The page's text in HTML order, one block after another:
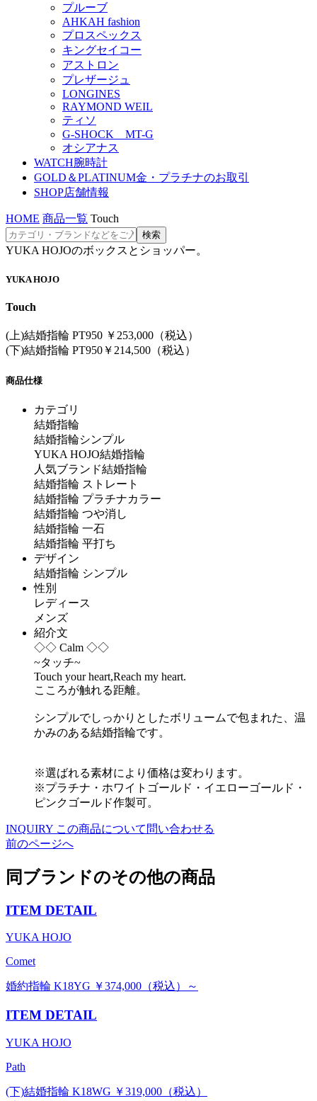
プルーブ
AHKAH fashion
プロスペックス
キングセイコー
アストロン
プレザージュ
LONGINES
RAYMOND WEIL
ティソ
G-SHOCK MT-G
オシアナス
WATCH腕時計
GOLD＆PLATINUM金・プラチナのお取引
SHOP店舗情報
HOME 商品一覧 Touch
YUKA HOJOのボックスとショッパー。
YUKA HOJO
Touch
(上)結婚指輪 PT950 ￥253,000（税込）
(下)結婚指輪 PT950￥214,500（税込）
商品仕様
カテゴリ
結婚指輪
結婚指輪シンプル
YUKA HOJO結婚指輪
人気ブランド結婚指輪
結婚指輪 ストレート
結婚指輪 プラチナカラー
結婚指輪 つや消し
結婚指輪 一石
結婚指輪 平打ち
デザイン
結婚指輪 シンプル
性別
レディース
メンズ
紹介文
◇◇ Calm ◇◇
~タッチ~
Touch your heart,Reach my heart.
こころが触れる距離。
シンプルでしっかりとしたボリュームで包まれた、温
かみのある結婚指輪です。
※選ばれる素材により価格は変わります。
※プラチナ・ホワイトゴールド・イエローゴールド・
ピンクゴールド作製可。
INQUIRY この商品について問い合わせる
前のページへ
同ブランドのその他の商品
ITEM DETAIL
YUKA HOJO
Comet
婚約指輪 K18YG ￥374,000（税込）～
ITEM DETAIL
YUKA HOJO
Path
(下)結婚指輪 K18WG ￥319,000（税込）